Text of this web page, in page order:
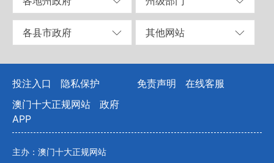
各县市政府 其他网站
投注入口 隐私保护 免责声明
在线客服
澳门十大正规网站
政府
APP
主办：澳门十大正规网站